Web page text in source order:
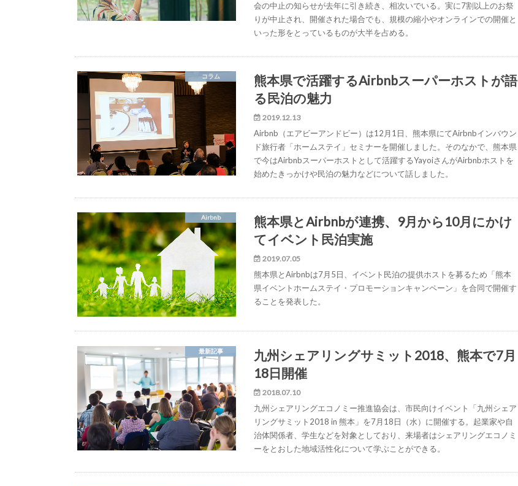
会の中止の知らせが去年に引き続き、相次いでいる。実に7割以上のお祭
りが中止され、開催された場合でも、規模の縮小やオンラインでの開催と
いった形をとっているものが大半を占める。
コラム
熊本県で活躍するAirbnbスーパーホストが語
る民泊の魅力
2019.12.13
Airbnb（エアビーアンドビー）は12月1日、熊本県にてAirbnbインバウン
ド旅行者「ホームステイ」セミナーを開催しました。そのなかで、熊本県
で今はAirbnbスーパーホストとして活躍するYayoiさんがAirbnbホストを
始めたきっかけや民泊の魅力などについて話しました。
Airbnb
熊本県とAirbnbが連携、9月から10月にかけ
てイベント民泊実施
2019.07.05
熊本県とAirbnbは7月5日、イベント民泊の提供ホストを募るため「熊本
県イベントホームステイ・プロモーションキャンペーン」を合同で開催す
ることを発表した。
最新記事
九州シェアリングサミット2018、熊本で7月
18日開催
2018.07.10
九州シェアリングエコノミー推進協会は、市民向けイベント「九州シェア
リングサミット2018 in 熊本」を7月18日（水）に開催する。起業家や自
治体関係者、学生などを対象としており、来場者はシェアリングエコノミ
ーをとおした地域活性化について学ぶことができる。